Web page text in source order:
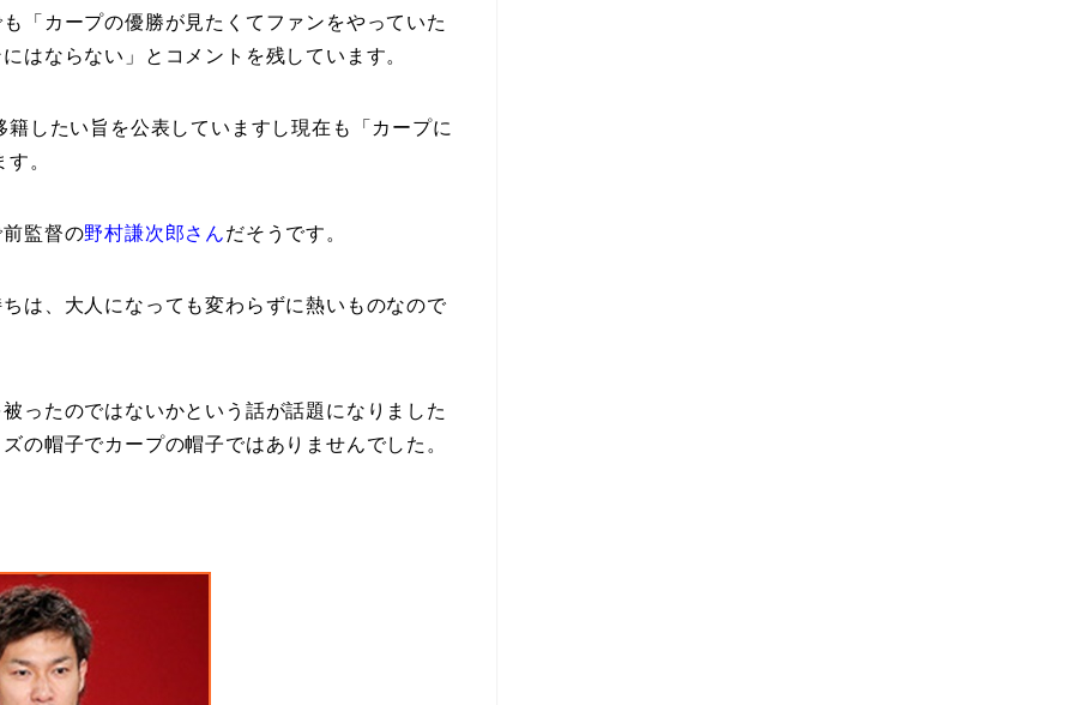
「カープの優勝が見たくてファンをやっていた
はならない」とコメントを残しています。
したい旨を公表していますし現在も「カープに
。
監督の野村謙次郎さんだそうです。
は、大人になっても変わらずに熱いものなので
ったのではないかという話が話題になりました
の帽子でカープの帽子ではありませんでした。